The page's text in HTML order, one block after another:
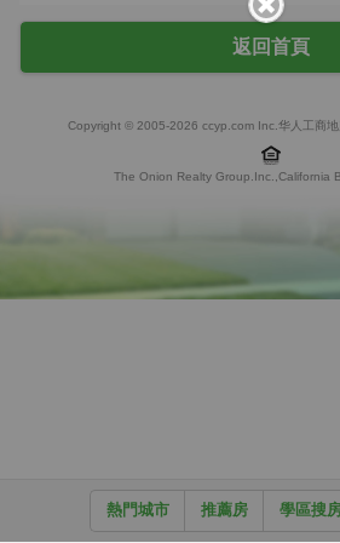
返回首頁
熱門城市 推薦房 學區搜
Copyright © 2005-2026 ccyp.com Inc.华人工商
The Onion Realty Group.Inc.,California